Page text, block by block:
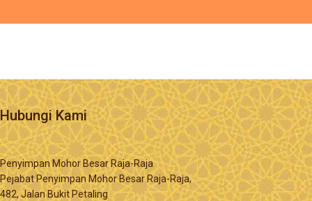
Hubungi Kami
Penyimpan Mohor Besar Raja-Raja
Pejabat Penyimpan Mohor Besar Raja-Raja,
482, Jalan Bukit Petaling